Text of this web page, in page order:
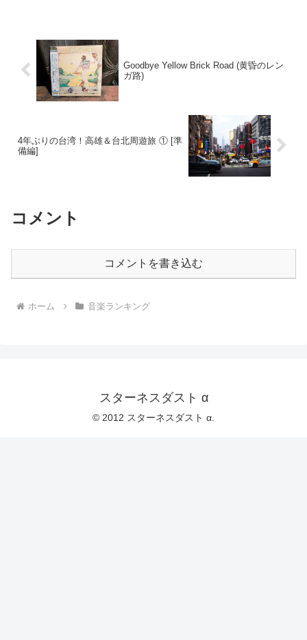
Goodbye Yellow Brick Road (黄昏のレン
ガ路)
4年ぶりの台湾！高雄＆台北周遊旅 ① [準
備編]
コメント
コメントを書き込む
ホーム 音楽ランキング
スターネスダスト α
© 2012 スターネスダスト α.